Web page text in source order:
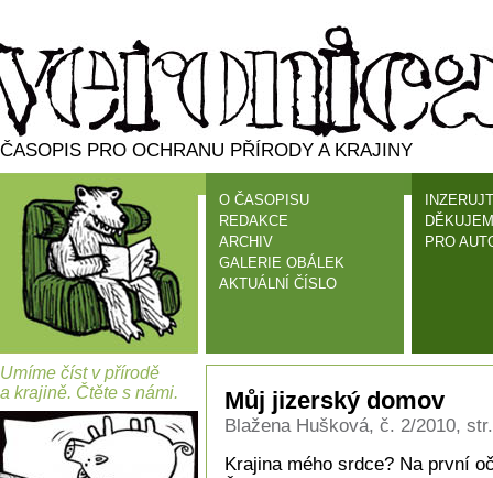
ČASOPIS PRO OCHRANU PŘÍRODY A KRAJINY
O ČASOPISU
REDAKCE
ARCHIV
GALERIE OBÁLEK
AKTUÁLNÍ ČÍSLO
PRO
Umíme číst v přírodě
a krajině. Čtěte s námi.
Můj jizerský domov
Blažena Hušková, č. 2/2010,
Krajina mého srdce? Na první